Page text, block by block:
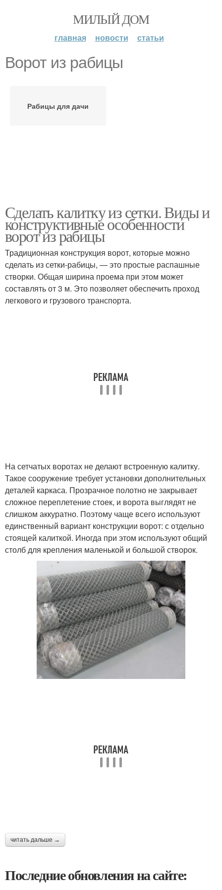
МИЛЫЙ ДОМ
главная новости статьи
Ворот из рабицы
Рабицы для дачи
Сделать калитку из сетки. Виды и
конструктивные особенности
ворот из рабицы
Традиционная конструкция ворот, которые можно
сделать из сетки-рабицы, — это простые распашные
створки. Общая ширина проема при этом может
составлять от 3 м. Это позволяет обеспечить проход
легкового и грузового транспорта.
На сетчатых воротах не делают встроенную калитку.
Такое сооружение требует установки дополнительных
деталей каркаса. Прозрачное полотно не закрывает
сложное переплетение стоек, и ворота выглядят не
слишком аккуратно. Поэтому чаще всего используют
единственный вариант конструкции ворот: с отдельно
стоящей калиткой. Иногда при этом используют общий
столб для крепления маленькой и большой створок.
читать дальше →
Последние обновления на сайте: